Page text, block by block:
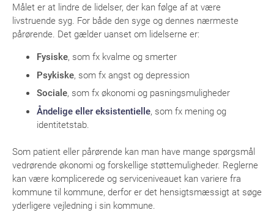
Målet er at lindre de lidelser, der kan følge af at være
livstruende syg. For både den syge og dennes nærmeste
pårørende. Det gælder uanset om lidelserne er:
Fysiske, som fx kvalme og smerter
Psykiske, som fx angst og depression
Sociale, som fx økonomi og pasningsmuligheder
Åndelige eller eksistentielle, som fx mening og
identitetstab.
Som patient eller pårørende kan man have mange spørgsmål
vedrørende økonomi og forskellige støttemuligheder. Reglerne
kan være komplicerede og serviceniveauet kan variere fra
kommune til kommune, derfor er det hensigtsmæssigt at søge
yderligere vejledning i sin kommune.